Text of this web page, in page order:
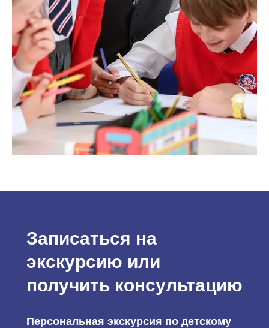
Записаться на
экскурсию или
получить консультацию
Персональная экскурсия по детскому